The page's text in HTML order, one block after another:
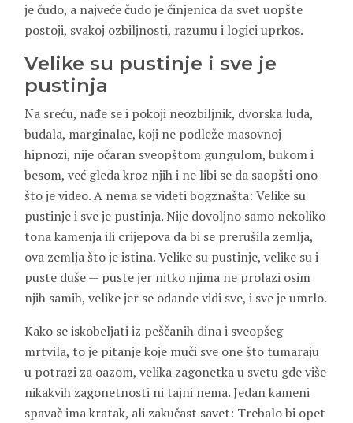
je čudo, a najveće čudo je činjenica da svet uopšte
postoji, svakoj ozbiljnosti, razumu i logici uprkos.
Velike su pustinje i sve je
pustinja
Na sreću, nađe se i pokoji neozbiljnik, dvorska luda,
budala, marginalac, koji ne podleže masovnoj
hipnozi, nije očaran sveopštom gungulom, bukom i
besom, već gleda kroz njih i ne libi se da saopšti ono
što je video. A nema se videti bogznašta: Velike su
pustinje i sve je pustinja. Nije dovoljno samo nekoliko
tona kamenja ili crijepova da bi se prerušila zemlja,
ova zemlja što je istina. Velike su pustinje, velike su i
puste duše — puste jer nitko njima ne prolazi osim
njih samih, velike jer se odande vidi sve, i sve je umrlo.
Kako se iskobeljati iz peščanih dina i sveopšeg
mrtvila, to je pitanje koje muči sve one što tumaraju
u potrazi za oazom, velika zagonetka u svetu gde više
nikakvih zagonetnosti ni tajni nema. Jedan kameni
spavač ima kratak, ali zakučast savet: Trebalo bi opet